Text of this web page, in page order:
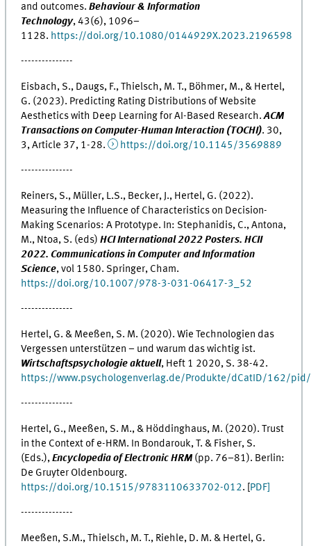
and outcomes.Behaviour & Information
Technology, 43(6), 1096–
1128. https://doi.org/10.1080/0144929X.2023.2196598
---------------
Eisbach, S., Daugs, F., Thielsch, M. T., Böhmer, M., & Hertel,
G. (2023). Predicting Rating Distributions of Website
Aesthetics with Deep Learning for AI-Based Research.ACM
Transactions on Computer-Human Interaction (TOCHI). 30,
3, Article 37, 1-28.
https://doi.org/10.1145/3569889
---------------
Reiners, S., Müller, L.S., Becker, J., Hertel, G. (2022).
Measuring the Influence of Characteristics on Decision-
Making Scenarios: A Prototype. In: Stephanidis, C., Antona,
M., Ntoa, S. (eds)HCI International 2022 Posters. HCII
2022. Communications in Computer and Information
Science, vol 1580. Springer, Cham.
https://doi.org/10.1007/978-3-031-06417-3_52
---------------
Hertel, G. & Meeßen, S. M. (2020). Wie Technologien das
Vergessen unterstützen – und warum das wichtig ist.
Wirtschaftspsychologie aktuell, Heft 1 2020, S. 38-42.
https://www.psychologenverlag.de/Produkte/dCatID/162/
---------------
Hertel, G., Meeßen, S. M., & Höddinghaus, M. (2020). Trust
in the Context of e-HRM. In Bondarouk, T. & Fisher, S.
(Eds.),Encyclopedia of Electronic HRM (pp. 76–81). Berlin:
De Gruyter Oldenbourg.
https://doi.org/10.1515/9783110633702-012. [ PDF]
---------------
Meeßen, S.M., Thielsch, M. T., Riehle, D. M. & Hertel, G.